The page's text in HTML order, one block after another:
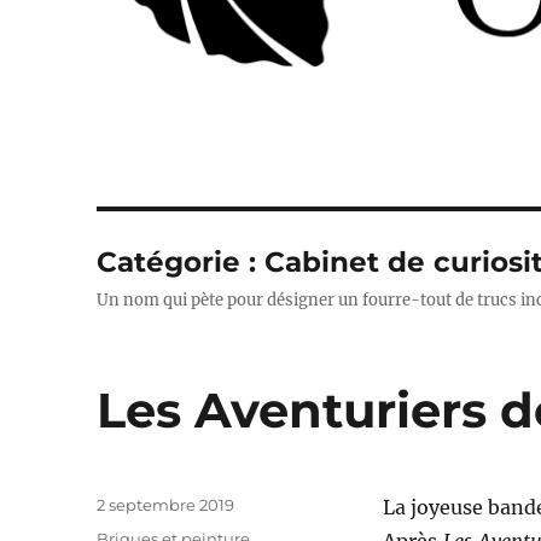
Catégorie : Cabinet de
Un nom qui pète pour désigner un fourre-tout de trucs
Les Aventuriers
La joyeuse
Publié
2 septembre 2019